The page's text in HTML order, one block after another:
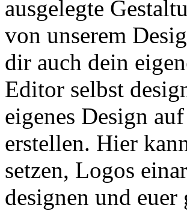
ausgelegte
von unserem
dir auch dein
Editor selbst
eigenes Design
erstellen. Hier
setzen, Logos
designen und euer